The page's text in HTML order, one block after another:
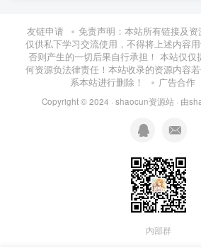
友链申请
免责声明：本站所有链接及资
仅供私下学习交流使用，不得将上述内容
否则产生的一切后果自行承担！ 本站仅仅
何资源负法律责任！本站收录的资源内容
系本站进行删除！
广告合作
Copyright © 2024 · shaocun资源站 · 由
内部群